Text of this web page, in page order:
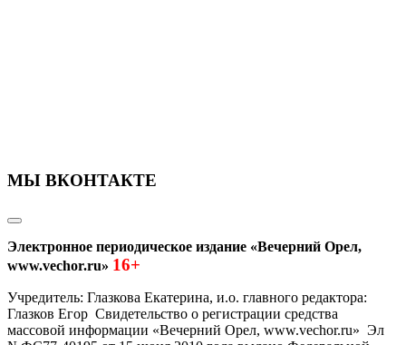
МЫ ВКОНТАКТЕ
Электронное периодическое издание «Вечерний Орел,
www.vechor.ru» 16+
Учредитель: Глазкова Екатерина, и.о. главного редактора:
Глазков Егор Свидетельство о регистрации средства
массовой информации «Вечерний Орел, www.vechor.ru» Эл